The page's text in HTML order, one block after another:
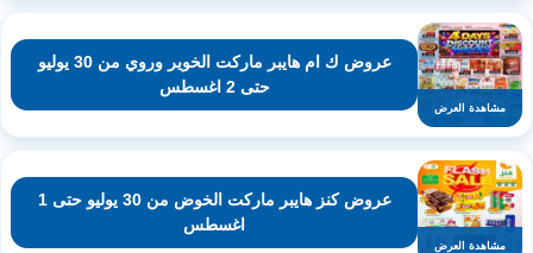
مشاهدة العرض
عروض ك ام هايبر ماركت الخوير وروي من 30 يوليو
حتى 2 اغسطس
مشاهدة العرض
عروض كنز هايبر ماركت الخوض من 30 يوليو حتى 1
اغسطس